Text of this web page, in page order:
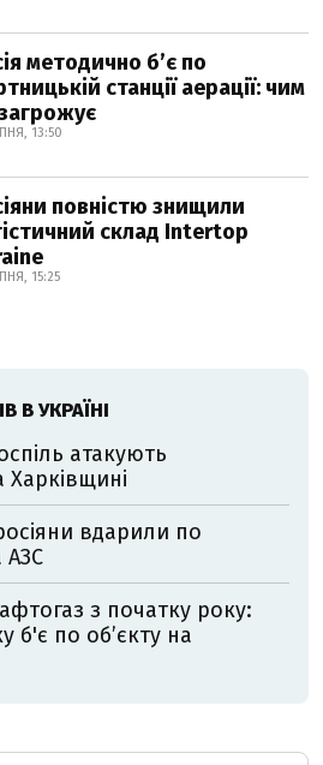
методично б’є по
станції аерації: чим
13:50
повністю знищили
склад Intertop
15:25
В УКРАЇНІ
атакують
Харківщині
вдарили по
АЗС
з початку року:
б'є по об’єкту на